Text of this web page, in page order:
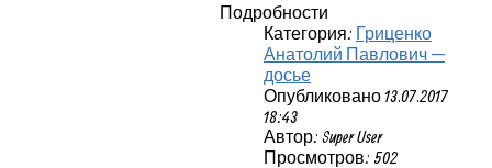
Подробности
Категория: Гриценко
Анатолий Павлович —
досье
Опубликовано 13.07.2017
18:43
Автор: Super User
Просмотров: 502